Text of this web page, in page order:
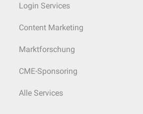
Login Services
Content Marketing
Marktforschung
CME-Sponsoring
Alle Services